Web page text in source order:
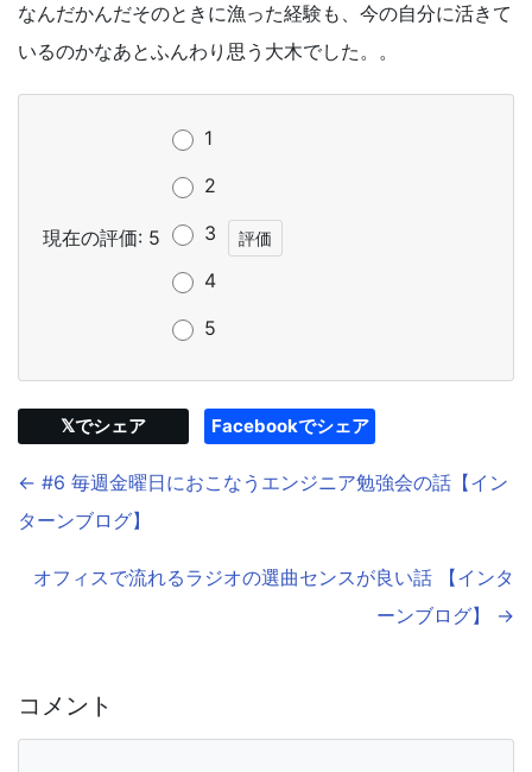
なんだかんだそのときに漁った経験も、今の自分に活きて
いるのかなあとふんわり思う大木でした。。
現在の評価: 5
1
2
3
4
5
𝕏でシェア Facebookでシェア
← #6 毎週金曜日におこなうエンジニア勉強会の話【イン
ターンブログ】
オフィスで流れるラジオの選曲センスが良い話 【インタ
ーンブログ】 →
コメント